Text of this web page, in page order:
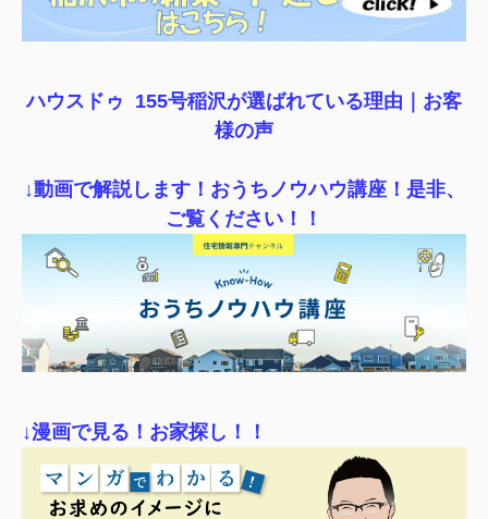
ハウスドゥ 155号稲沢が選ばれている理由｜ お客
様の声
↓動画で解説します！おうちノウハウ講座！是非、
ご覧ください！！
↓漫画で見る！お家探し！！